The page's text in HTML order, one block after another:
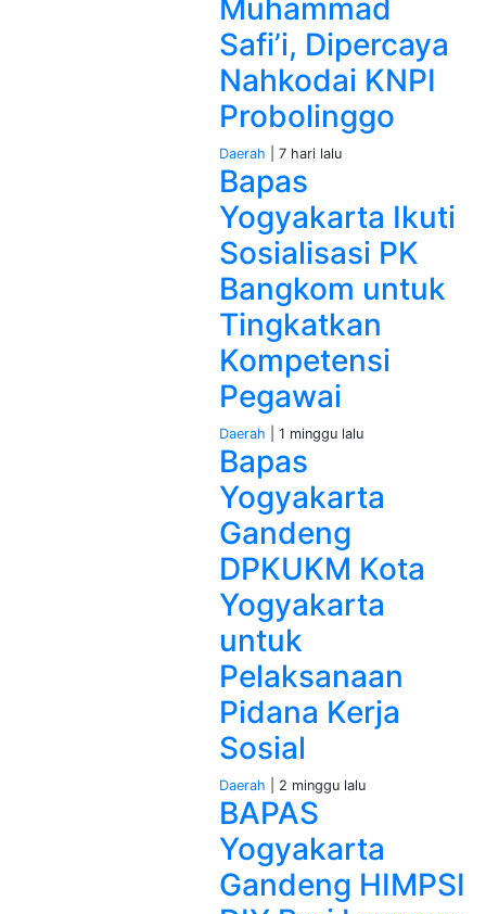
Muhammad
Safi’i, Dipercaya
Nahkodai KNPI
Probolinggo
Daerah | 7 hari lalu
Bapas
Yogyakarta Ikuti
Sosialisasi PK
Bangkom untuk
Tingkatkan
Kompetensi
Pegawai
Daerah | 1 minggu lalu
Bapas
Yogyakarta
Gandeng
DPKUKM Kota
Yogyakarta
untuk
Pelaksanaan
Pidana Kerja
Sosial
Daerah | 2 minggu lalu
BAPAS
Yogyakarta
Gandeng HIMPSI